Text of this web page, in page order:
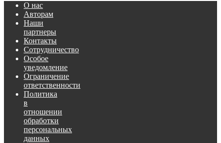
О нас
Авторам
Наши
партнеры
Контакты
Сотрудничество
Особое
уведомление
Ограничение
ответственности
Политика
в
отношении
обработки
персональных
данных